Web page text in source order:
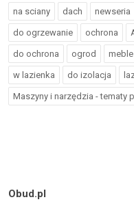
na sciany dach newseria
do ogrzewanie ochrona
do ochrona ogrod meble
w lazienka do izolacja
Maszyny i narzędzia - tematy
Obud.pl